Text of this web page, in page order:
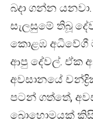
බදා ගන්න
සැලසුමේ තිබූ
කොළඹ අධිවේගී
ආපු දේවල්. ඒක
අවසානයේ
පටන් ගත්තේ,
බොහොමයක්